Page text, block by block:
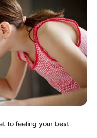
to feeling your best